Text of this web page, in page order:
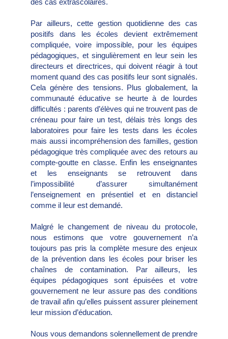
des cas extrascolaires.
Par ailleurs, cette gestion quotidienne des cas
positifs dans les écoles devient extrêmement
compliquée, voire impossible, pour les équipes
pédagogiques, et singulièrement en leur sein les
directeurs et directrices, qui doivent réagir à tout
moment quand des cas positifs leur sont signalés.
Cela génère des tensions. Plus globalement, la
communauté éducative se heurte à de lourdes
difficultés : parents d’élèves qui ne trouvent pas de
créneau pour faire un test, délais très longs des
laboratoires pour faire les tests dans les écoles
mais aussi incompréhension des familles, gestion
pédagogique très compliquée avec des retours au
compte-goutte en classe. Enfin les enseignantes
et les enseignants se retrouvent dans
l’impossibilité d’assurer simultanément
l’enseignement en présentiel et en distanciel
comme il leur est demandé.
Malgré le changement de niveau du protocole,
nous estimons que votre gouvernement n’a
toujours pas pris la complète mesure des enjeux
de la prévention dans les écoles pour briser les
chaînes de contamination. Par ailleurs, les
équipes pédagogiques sont épuisées et votre
gouvernement ne leur assure pas des conditions
de travail afin qu’elles puissent assurer pleinement
leur mission d’éducation.
Nous vous demandons solennellement de prendre